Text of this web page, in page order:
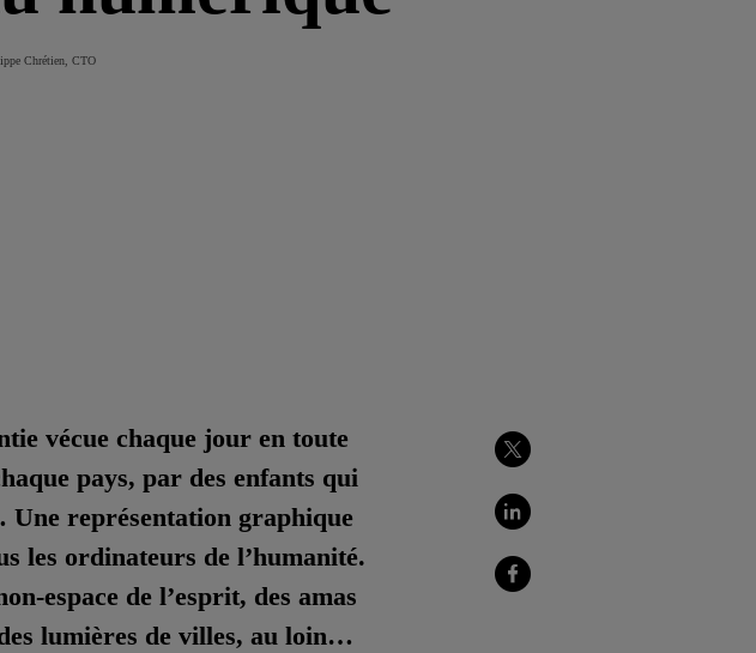
Chrétien, CTO
vécue chaque jour en toute
pays, par des enfants qui
Une représentation graphique
les ordinateurs de l’humanité.
espace de l’esprit, des amas
lumières de villes, au loin…
Twitter
LinkedIn